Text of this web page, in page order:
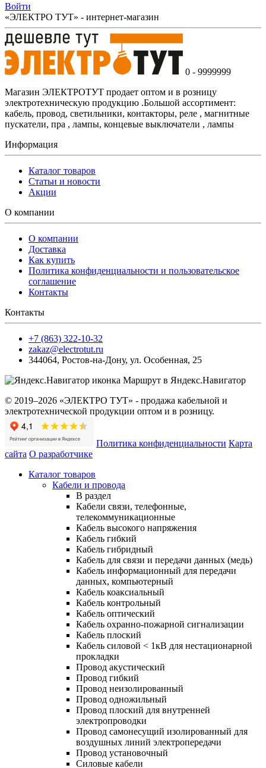
Войти
«ЭЛЕКТРО ТУТ» - интернет-магазин
0 - 9999999
Магазин ЭЛЕКТРОТУТ продает оптом и в розницу
электротехническую продукцию .Большой ассортимент:
кабель, провод, светильники, контакторы, реле , магнитные
пускатели, пра , лампы, концевые выключатели , лампы
Информация
Каталог товаров
Статьи и новости
Акции
О компании
О компании
Доставка
Как купить
Политика конфиденциальности и пользовательское
соглашение
Контакты
Контакты
+7 (863) 322-10-32
zakaz@electrotut.ru
344064, Ростов-на-Дону, ул. Особенная, 25
Маршрут в Яндекс.Навигатор
© 2019–2026 «ЭЛЕКТРО ТУТ» - продажа кабельной и
электротехнической продукции оптом и в розницу.
Политика конфиденциальности Карта
сайта О разработчике
Каталог товаров
Кабели и провода
В раздел
Кабели связи, телефонные,
телекоммуникационные
Кабель высокого напряжения
Кабель гибкий
Кабель гибридный
Кабель для связи и передачи данных (медь)
Кабель информационный для передачи
данных, компьютерный
Кабель коаксиальный
Кабель контрольный
Кабель оптический
Кабель охранно-пожарной сигнализации
Кабель плоский
Кабель силовой < 1кВ для нестационарной
прокладки
Провод акустический
Провод гибкий
Провод неизолированный
Провод одножильный
Провод плоский для внутренней
электропроводки
Провод самонесущий изолированный для
воздушных линий электропередачи
Провод установочный
Силовые кабели